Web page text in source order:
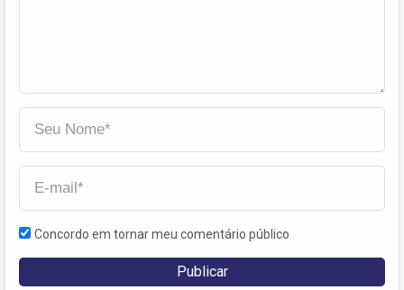
Concordo em tornar meu comentário público